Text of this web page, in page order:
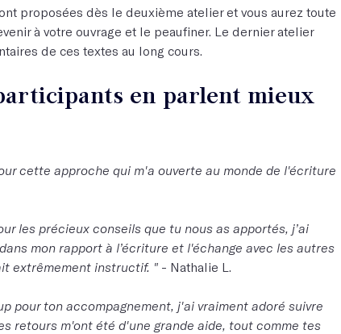
proposées dès le deuxième atelier et vous aurez toute
à votre ouvrage et le peaufiner. Le dernier atelier
de ces textes au long cours.
en parlent mieux
cette approche qui m'a ouverte au monde de l'écriture
les précieux conseils que tu nous as apportés, j’ai
mon rapport à l’écriture et l'échange avec les autres
extrêmement instructif. " - Nathalie L.
pour ton accompagnement, j'ai vraiment adoré suivre
retours m'ont été d'une grande aide, tout comme tes